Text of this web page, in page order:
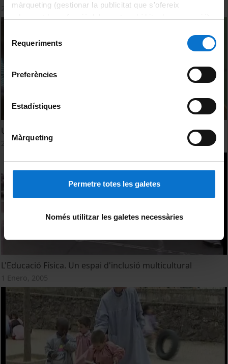
màrqueting (gestionar la publicitat que s’ofereix
consultar laPolítica de galetes del lloc web de la
Requeriments
Preferències
Estadístiques
Màrqueting
Permetre totes les galetes
Només utilitzar les galetes necessàries
29 Agosto, 2013
Un dia a l'escola pública, inclusiva i multicultural
21 Octubre, 2011
L'Educació Física. Un espai d'inclusió multicultural
1 Enero, 2005